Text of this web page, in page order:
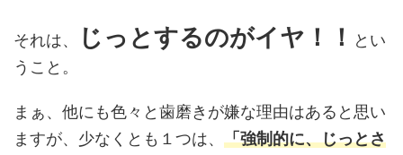
それは、 じっとするのがイヤ！！
とい
うこと。
まぁ、他にも色々と歯磨きが嫌な理由はあると思い
ますが、少なくとも１つは、 「強制的に、じっとさ